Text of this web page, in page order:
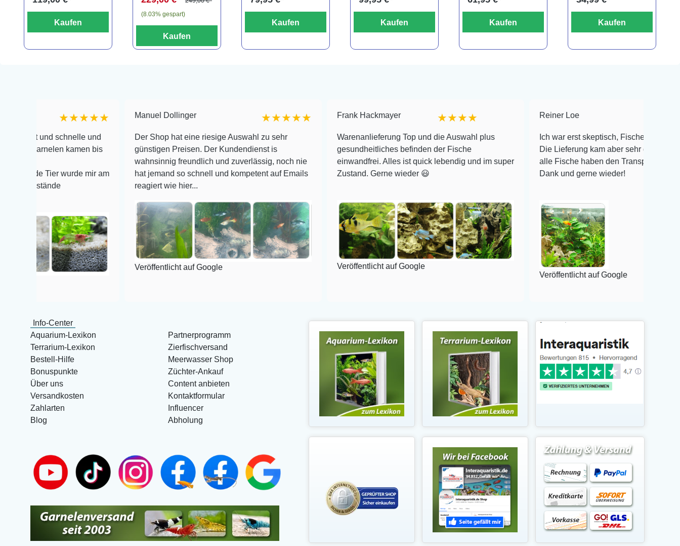
Kaufen
(8.03% gespart)
Kaufen
Kaufen Kaufen Kaufen Kaufen
★★★★★
schnelle und
kamen bis
Tier wurde mir am
Manuel Dollinger ★★★★★
Der Shop hat eine riesige Auswahl zu sehr
günstigen Preisen. Der Kundendienst is
wahnsinnig freundlich und zuverlässig, noch nie
hat jemand so schnell und kompetent auf Emails
reagiert wie hier...
Veröffentlicht auf Google
Frank Hackmayer ★★★★
Warenanlieferung Top und die Auswahl plus
gesundheitliches befinden der Fische
einwandfrei. Alles ist quick lebendig und im super
Zustand. Gerne wieder 😃
Veröffentlicht auf Google
Ich war erst skeptisch, Fische online zu bestellen!
Die Lieferung kam aber sehr gut verpackt an und
alle Fische haben den Transport überlebt! Vielen
Dank und gerne wieder!
Veröffentlicht auf Google
Info-Center
Aquarium-Lexikon
Terrarium-Lexikon
Bestell-Hilfe
Bonuspunkte
Über uns
Versandkosten
Zahlarten
Blog
Partnerprogramm
Zierfischversand
Meerwasser Shop
Züchter-Ankauf
Content anbieten
Kontaktformular
Influencer
Abholung